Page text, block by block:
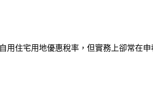
用住宅用地優惠稅率，但實務上卻常在申